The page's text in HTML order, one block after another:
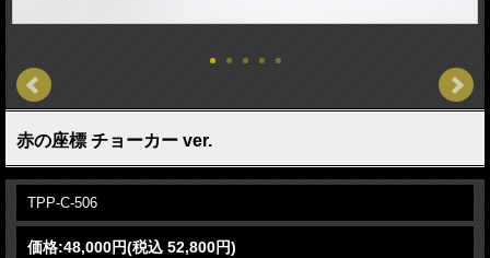
赤の座標 チョーカー ver.
TPP-C-506
価格:48,000円(税込 52,800円)